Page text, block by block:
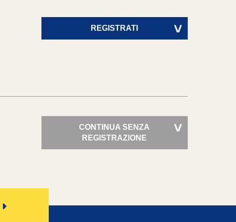
REGISTRATI >
CONTINUA SENZA
REGISTRAZIONE
>